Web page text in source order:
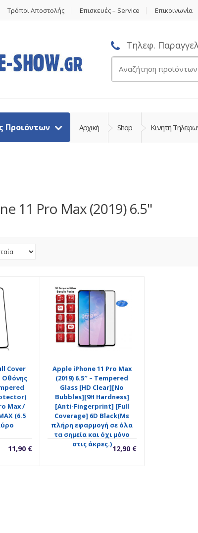
Τρόποι Αποστολής Επισκευές – Service Επικοινωνία
Τηλεφ.
για:
Προιόντων Αρχική Shop Κινητή
11 Pro Max (2019) 6.5"
Cover
Οθόνης
Max /
(6.5
11,90 €
Apple iPhone 11 Pro Max
(2019) 6.5″ – Tempered
Glass [HD Clear][No
Bubbles][9H Hardness]
[Anti-Fingerprint] [Full
Coverage] 6D Black(Με
πλήρη εφαρμογή σε όλα
τα σημεία και όχι μόνο
στις άκρες.)12,90 €